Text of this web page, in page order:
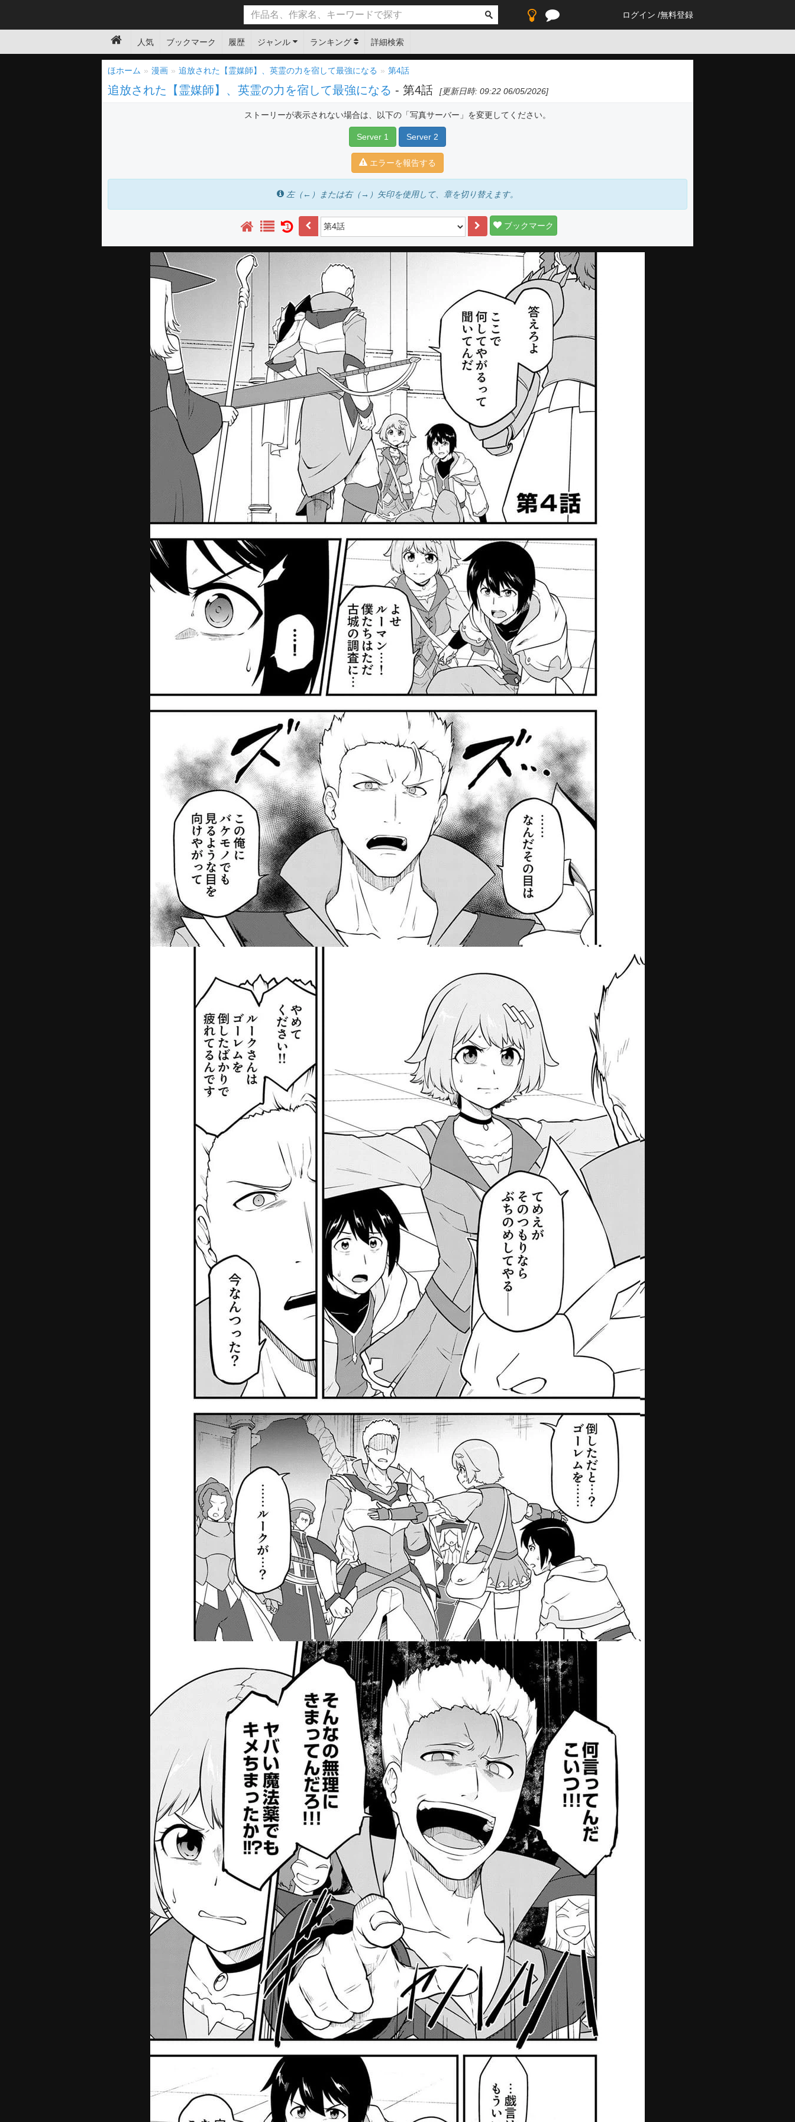
ログイン 無料登録
人気 ブックマーク 履歴 ジャンル ランキング 詳細検索
ほホーム 漫画 追放された【霊媒師】、英霊の力を宿して最強になる 第4話
追放された【霊媒師】、英霊の力を宿して最強になる - 第4話 [更新日時: 09:22 06/05/2026]
ストーリーが表示されない場合は、以下の「写真サーバー」を変更してください。
Server 1 Server 2
エラーを報告する
左（←）または右（→）矢印を使用して、章を切り替えます。
1 ブックマーク